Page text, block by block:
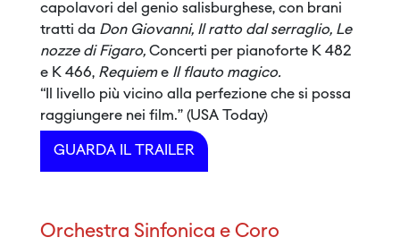
capolavori del genio salisburghese, con brani
tratti da Don Giovanni, Il ratto dal serraglio, Le
nozze di Figaro, Concerti per pianoforte K 482
e K 466, Requieme Il flauto magico.
“Il livello più vicino alla perfezione che si possa
raggiungere nei film.” (USA Today)
GUARDA IL TRAILER
Orchestra Sinfonica e Coro